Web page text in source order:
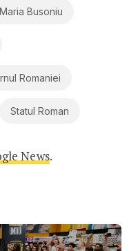
Busoniu
Romaniei
Statul Roman
News.